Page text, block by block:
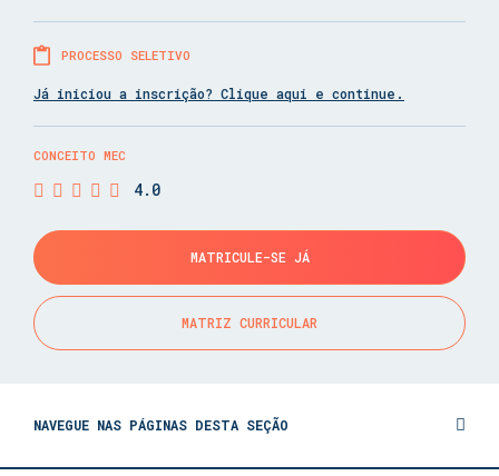
PROCESSO SELETIVO
Já iniciou a inscrição? Clique aqui e continue.
CONCEITO MEC
4.0
MATRICULE-SE JÁ
MATRIZ CURRICULAR
NAVEGUE NAS PÁGINAS DESTA SEÇÃO